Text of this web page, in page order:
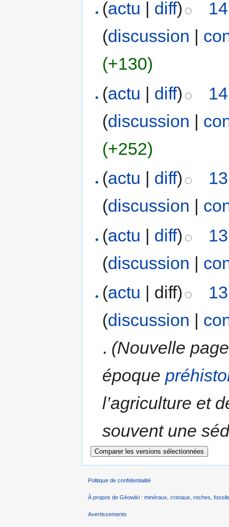
(actu diff)
(discussion
(+130)
(actu | diff)
(discussion |
(+252)
(actu | diff)
(discussion |
(actu | diff)
(discussion |
(actu | diff)
(discussion |
. (Nouvelle
époque
l’agriculture et
souvent une
Politique de confidentialité
À propos de Géowiki : minéraux, cristaux, roches,
Avertissements